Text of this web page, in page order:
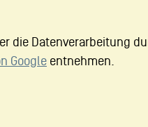
die Datenverarbeitung
Google entnehmen.